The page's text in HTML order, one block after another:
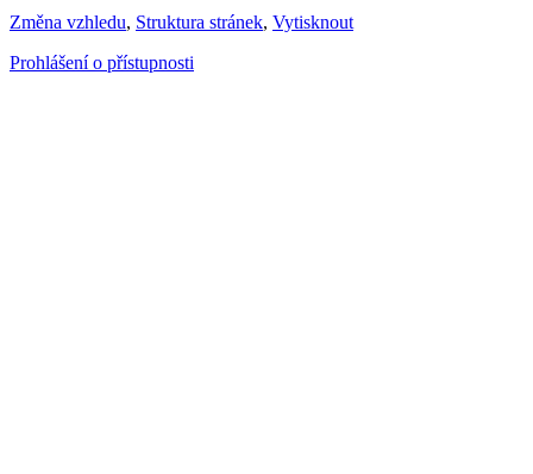
Změna vzhledu, Struktura stránek, Vytisknout
Prohlášení o přístupnosti